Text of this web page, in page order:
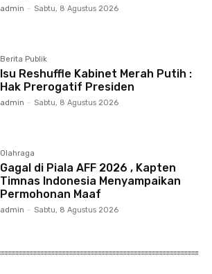
admin - Sabtu, 8 Agustus 2026
Berita Publik
Isu Reshuffle Kabinet Merah Putih :
Hak Prerogatif Presiden
admin - Sabtu, 8 Agustus 2026
Olahraga
Gagal di Piala AFF 2026 , Kapten
Timnas Indonesia Menyampaikan
Permohonan Maaf
admin - Sabtu, 8 Agustus 2026